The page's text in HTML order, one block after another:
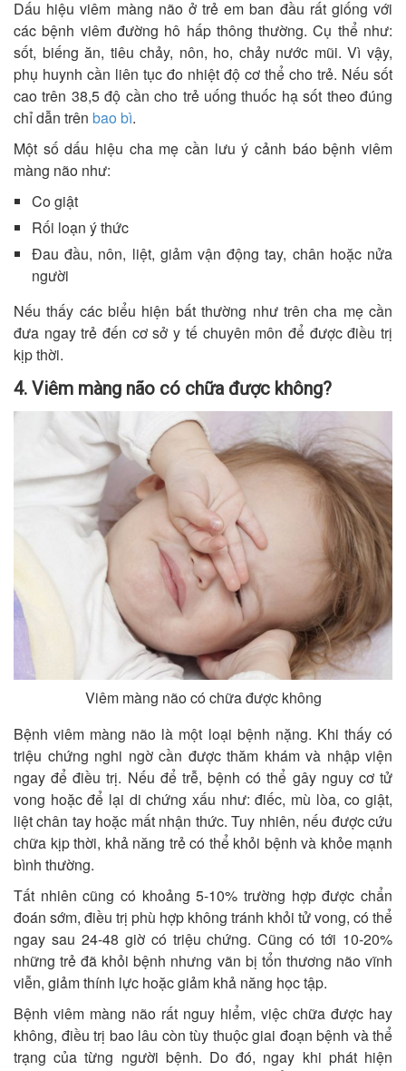
Dấu hiệu viêm màng não ở trẻ em ban đầu rất giống với
các bệnh viêm đường hô hấp thông thường. Cụ thể như:
sốt, biếng ăn, tiêu chảy, nôn, ho, chảy nước mũi. Vì vậy,
phụ huynh cần liên tục đo nhiệt độ cơ thể cho trẻ. Nếu sốt
cao trên 38,5 độ cần cho trẻ uống thuốc hạ sốt theo đúng
chỉ dẫn trên bao bì.
Một số dấu hiệu cha mẹ cần lưu ý cảnh báo bệnh viêm
màng não như:
Co giật
Rối loạn ý thức
Đau đầu, nôn, liệt, giảm vận động tay, chân hoặc nửa
người
Nếu thấy các biểu hiện bất thường như trên cha mẹ cần
đưa ngay trẻ đến cơ sở y tế chuyên môn để được điều trị
kịp thời.
4. Viêm màng não có chữa được không?
Viêm màng não có chữa được không
Bệnh viêm màng não là một loại bệnh nặng. Khi thấy có
triệu chứng nghi ngờ cần được thăm khám và nhập viện
ngay để điều trị. Nếu để trễ, bệnh có thể gây nguy cơ tử
vong hoặc để lại di chứng xấu như: điếc, mù lòa, co giật,
liệt chân tay hoặc mất nhận thức. Tuy nhiên, nếu được cứu
chữa kịp thời, khả năng trẻ có thể khỏi bệnh và khỏe mạnh
bình thường.
Tất nhiên cũng có khoảng 5-10% trường hợp được chẩn
đoán sớm, điều trị phù hợp không tránh khỏi tử vong, có thể
ngay sau 24-48 giờ có triệu chứng. Cũng có tới 10-20%
những trẻ đã khỏi bệnh nhưng vãn bị tổn thương não vĩnh
viễn, giảm thính lực hoặc giảm khả năng học tập.
Bệnh viêm màng não rất nguy hiểm, việc chữa được hay
không, điều trị bao lâu còn tùy thuộc giai đoạn bệnh và thể
trạng của từng người bệnh. Do đó, ngay khi phát hiện